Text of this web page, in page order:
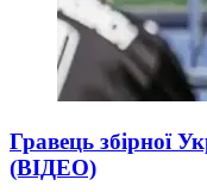
Гравець збірної
(ВІДЕО)